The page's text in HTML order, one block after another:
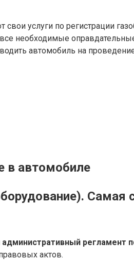
услуги по регистрации
необходимые
автомобиль на
в автомобиле
регламент
актов.